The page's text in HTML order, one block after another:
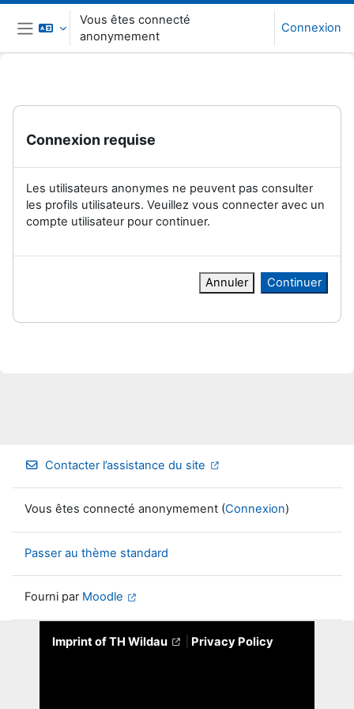
Passer au contenu principal
Panneau latéral
Vous êtes connecté
anonymement
Connexion
Connexion requise
Les utilisateurs anonymes ne peuvent pas consulter
les profils utilisateurs. Veuillez vous connecter avec un
compte utilisateur pour continuer.
Annuler Continuer
Contacter l’assistance du site
Vous êtes connecté anonymement (Connexion)
Passer au thème standard
Fourni par Moodle
Imprint of TH Wildau Privacy Policy